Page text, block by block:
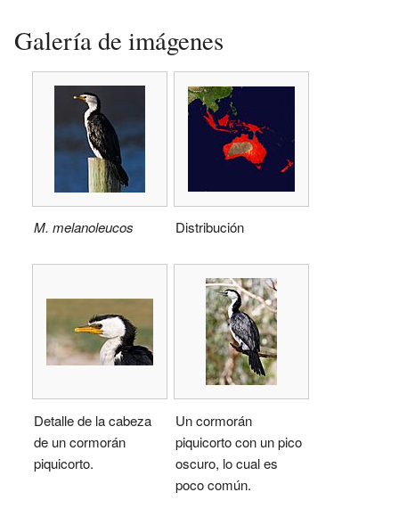
Galería de imágenes
M. melanoleucos Distribución
Detalle de la cabeza
de un cormorán
piquicorto.
Un cormorán
piquicorto con un pico
oscuro, lo cual es
poco común.